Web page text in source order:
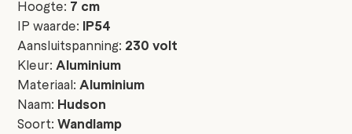
Hoogte: 7 cm
IP waarde: IP54
Aansluitspanning: 230 volt
Kleur: Aluminium
Materiaal: Aluminium
Naam: Hudson
Soort:Wandlamp